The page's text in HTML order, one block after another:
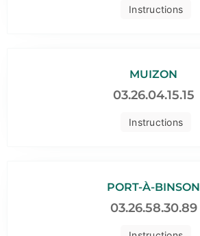
Instructions
Instructions
MUIZON
03.26.04.15.15
PORT-À-BINSON
03.26.58.30.89